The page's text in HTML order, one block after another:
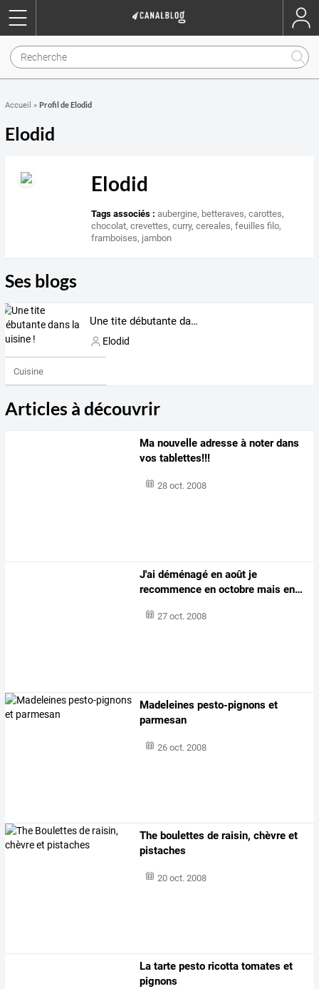
Accueil » Profil de Elodid
Elodid
Elodid
Tags associés : aubergine, betteraves,carottes,
chocolat,crevettes,curry,cereales,feuilles filo,
framboises, jambon
Ses blogs
Une tite débutante dans la cuisine !
Elodid
Cuisine
Articles à découvrir
Ma nouvelle adresse à noter dans
vos tablettes!!!
28 oct. 2008
J'ai déménagé en août je
recommence en octobre mais en…
27 oct. 2008
Madeleines pesto-pignons et
parmesan
26 oct. 2008
The boulettes de raisin, chèvre et
pistaches
20 oct. 2008
La tarte pesto ricotta tomates et
pignons